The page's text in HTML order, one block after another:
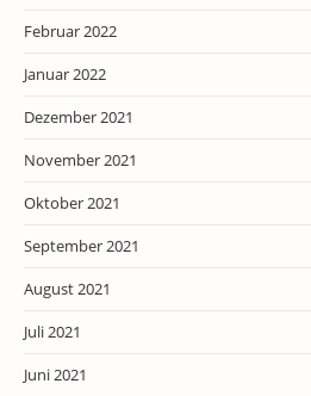
Februar 2022
Januar 2022
Dezember 2021
November 2021
Oktober 2021
September 2021
August 2021
Juli 2021
Juni 2021